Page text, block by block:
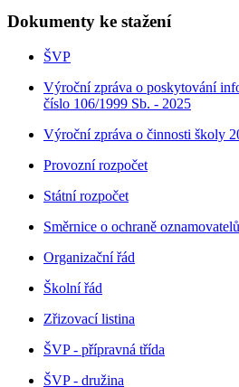
Dokumenty ke stažení
ŠVP
Výroční zpráva o poskytování
číslo 106/1999 Sb. - 2025
Výroční zpráva o činnosti školy
Provozní rozpočet
Státní rozpočet
Směrnice o ochraně oznamovatelů
Organizační řád
Školní řád
Zřizovací listina
ŠVP - přípravná třída
ŠVP - družina